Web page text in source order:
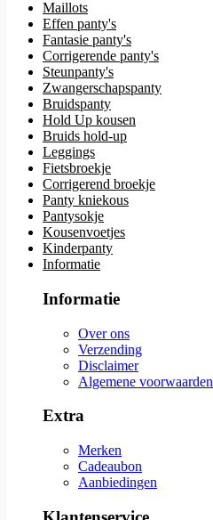
Maillots
Effen panty's
Fantasie panty's
Corrigerende panty's
Steunpanty's
Zwangerschapspanty
Bruidspanty
Hold Up kousen
Bruids hold-up
Leggings
Fietsbroekje
Corrigerend broekje
Panty kniekous
Pantysokje
Kousenvoetjes
Kinderpanty
Informatie
Informatie
Over ons
Verzending
Disclaimer
Algemene voorwaarden
Extra
Merken
Cadeaubon
Aanbiedingen